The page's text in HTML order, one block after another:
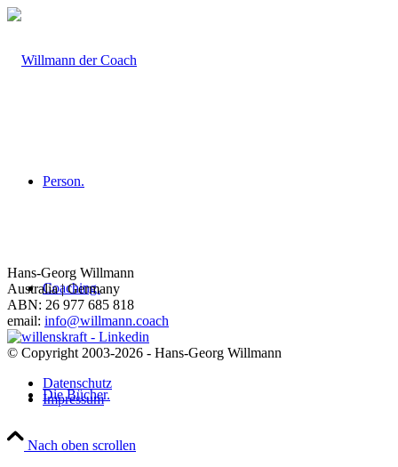
Person.
Coaching.
Die Bücher.
Hans-Georg Willmann
Australia | Germany
ABN: 26 977 685 818
email: info@willmann.coach
© Copyright 2003-2026 - Hans-Georg Willmann
Datenschutz
Impressum
Nach oben scrollen